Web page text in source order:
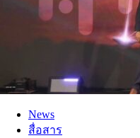
News
สื่อสาร